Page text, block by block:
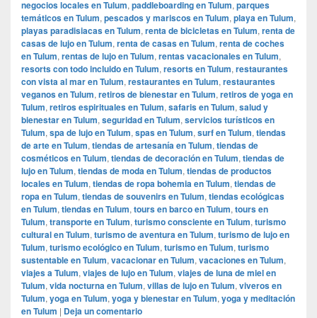
negocios locales en Tulum, paddleboarding en Tulum, parques
temáticos en Tulum, pescados y mariscos en Tulum, playa en Tulum,
playas paradisiacas en Tulum, renta de bicicletas en Tulum, renta de
casas de lujo en Tulum, renta de casas en Tulum, renta de coches
en Tulum, rentas de lujo en Tulum, rentas vacacionales en Tulum,
resorts con todo incluido en Tulum, resorts en Tulum, restaurantes
con vista al mar en Tulum, restaurantes en Tulum, restaurantes
veganos en Tulum, retiros de bienestar en Tulum, retiros de yoga en
Tulum, retiros espirituales en Tulum, safaris en Tulum, salud y
bienestar en Tulum, seguridad en Tulum, servicios turísticos en
Tulum, spa de lujo en Tulum, spas en Tulum, surf en Tulum, tiendas
de arte en Tulum, tiendas de artesanía en Tulum, tiendas de
cosméticos en Tulum, tiendas de decoración en Tulum, tiendas de
lujo en Tulum, tiendas de moda en Tulum, tiendas de productos
locales en Tulum, tiendas de ropa bohemia en Tulum, tiendas de
ropa en Tulum, tiendas de souvenirs en Tulum, tiendas ecológicas
en Tulum, tiendas en Tulum, tours en barco en Tulum, tours en
Tulum, transporte en Tulum, turismo consciente en Tulum, turismo
cultural en Tulum, turismo de aventura en Tulum, turismo de lujo en
Tulum, turismo ecológico en Tulum, turismo en Tulum, turismo
sustentable en Tulum, vacacionar en Tulum, vacaciones en Tulum,
viajes a Tulum, viajes de lujo en Tulum, viajes de luna de miel en
Tulum, vida nocturna en Tulum, villas de lujo en Tulum, viveros en
Tulum, yoga en Tulum, yoga y bienestar en Tulum, yoga y meditación
en Tulum | Deja un comentario